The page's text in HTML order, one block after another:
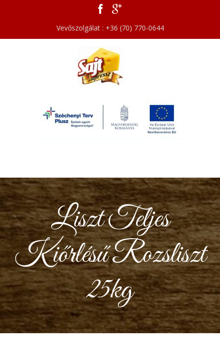
Vevőszolgálat : +36 (70) 770-0644
Liszt Teljes
Kiőrlésű Rozsliszt
25kg